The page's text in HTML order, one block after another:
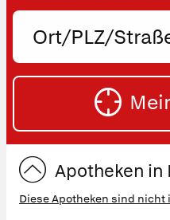
Ort,
oder
Straße
Apotheken in
Diese Apotheken sind nicht